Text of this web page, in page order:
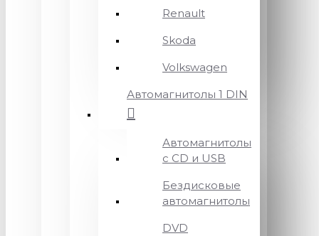
Renault
Skoda
Volkswagen
Автомагнитолы 1 DIN
Автомагнитолы
с CD и USB
Бездисковые
автомагнитолы
DVD